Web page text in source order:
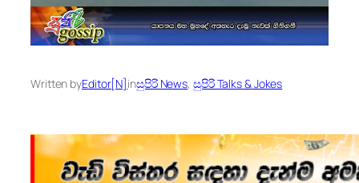
Written byEditor[N] inසුපිරි News, සුපිරි Talks & Jokes